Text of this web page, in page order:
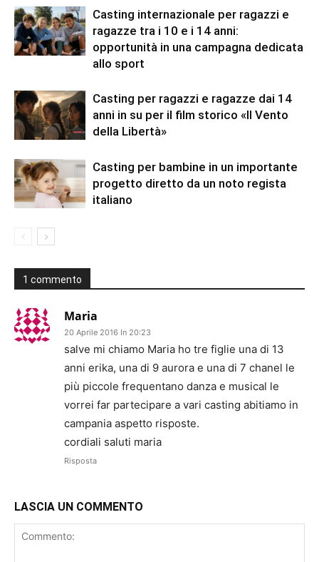
Casting internazionale per ragazzi e
ragazze tra i 10 e i 14 anni:
opportunità in una campagna dedicata
allo sport
Casting per ragazzi e ragazze dai 14
anni in su per il film storico «Il Vento
della Libertà»
Casting per bambine in un importante
progetto diretto da un noto regista
italiano
1 commento
Maria
20 Aprile 2016 In 20:23
salve mi chiamo Maria ho tre figlie una di 13
anni erika, una di 9 aurora e una di 7 chanel le
più piccole frequentano danza e musical le
vorrei far partecipare a vari casting abitiamo in
campania aspetto risposte.
cordiali saluti maria
Risposta
LASCIA UN COMMENTO